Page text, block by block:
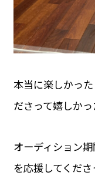
本当に楽しかっ
ださって嬉しか
オーディション
を応援してくださ